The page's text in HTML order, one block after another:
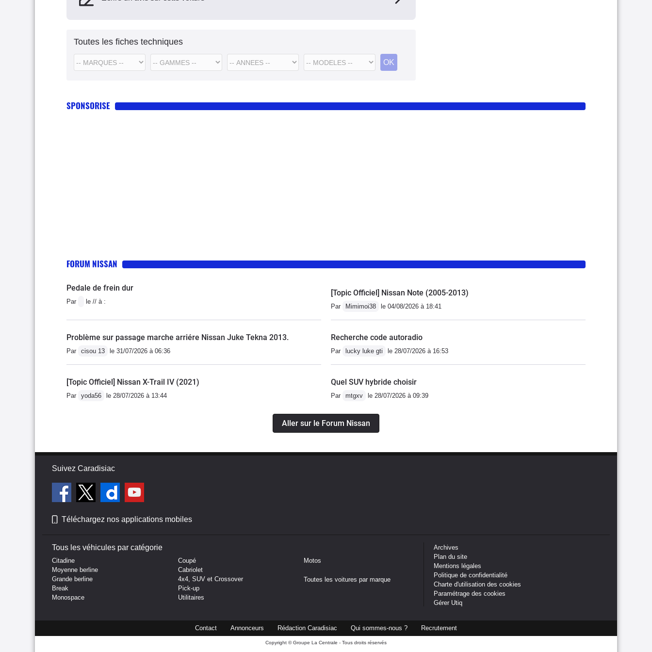
Toutes les fiches techniques
SPONSORISE
FORUM NISSAN
Pedale de frein dur
Par le // à :
[Topic Officiel] Nissan Note (2005-2013)
Par Mimimoi38 le 04/08/2026 à 18:41
Problème sur passage marche arriére Nissan Juke Tekna 2013.
Par cisou 13 le 31/07/2026 à 06:36
Recherche code autoradio
Par lucky luke gti le 28/07/2026 à 16:53
[Topic Officiel] Nissan X-Trail IV (2021)
Par yoda56 le 28/07/2026 à 13:44
Quel SUV hybride choisir
Par mtgxv le 28/07/2026 à 09:39
Aller sur le Forum Nissan
Suivez Caradisiac
Téléchargez nos applications mobiles
Tous les véhicules par catégorie
Citadine
Moyenne berline
Grande berline
Break
Monospace
Coupé
Cabriolet
4x4, SUV et Crossover
Pick-up
Utilitaires
Motos
Toutes les voitures par marque
Archives
Plan du site
Mentions légales
Politique de confidentialité
Charte d'utilisation des cookies
Paramétrage des cookies
Gérer Utiq
Contact Annonceurs Rédaction Caradisiac Qui sommes-nous ? Recrutement
Copyright © Groupe La Centrale - Tous droits réservés